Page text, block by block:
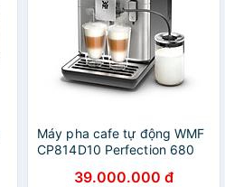
Máy pha cafe tự động WMF
CP814D10 Perfection 680
39.000.000 đ